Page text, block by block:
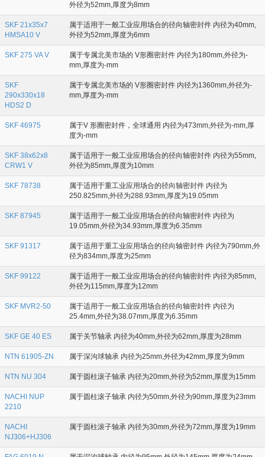
外径为52mm,厚度为8mm
SKF 21x35x7
HMSA10 V
属于适用于一般工业应用场合的径向轴密封件 内径为40mm,
外径为52mm,厚度为6mm
SKF 275 VA V
属于专属北美市场的 V形圈密封件 内径为180mm,外径为-
mm,厚度为-mm
SKF
290x330x18
HDS2 D
属于专属北美市场的 V形圈密封件 内径为1360mm,外径为-
mm,厚度为-mm
SKF 46975
属于V 形圈密封件，全球通用 内径为473mm,外径为-mm,厚
度为-mm
SKF 38x62x8
CRW1 V
属于适用于一般工业应用场合的径向轴密封件 内径为55mm,
外径为85mm,厚度为10mm
SKF 78738
属于适用于重工业应用场合的径向轴密封件 内径为
250.825mm,外径为288.93mm,厚度为19.05mm
SKF 87945
属于适用于一般工业应用场合的径向轴密封件 内径为
19.05mm,外径为34.93mm,厚度为6.35mm
SKF 91317
属于适用于重工业应用场合的径向轴密封件 内径为790mm,外
径为834mm,厚度为25mm
SKF 99122
属于适用于一般工业应用场合的径向轴密封件 内径为85mm,
外径为115mm,厚度为12mm
SKF MVR2-50
属于适用于一般工业应用场合的径向轴密封件 内径为
25.4mm,外径为38.07mm,厚度为6.35mm
SKF GE 40 ES 属于关节轴承 内径为40mm,外径为62mm,厚度为28mm
NTN 61905-ZN 属于深沟球轴承 内径为25mm,外径为42mm,厚度为9mm
NTN NU 304 属于圆柱滚子轴承 内径为20mm,外径为52mm,厚度为15mm
NACHI NUP
2210
属于圆柱滚子轴承 内径为50mm,外径为90mm,厚度为23mm
NACHI
NJ306+HJ306
属于圆柱滚子轴承 内径为30mm,外径为72mm,厚度为19mm